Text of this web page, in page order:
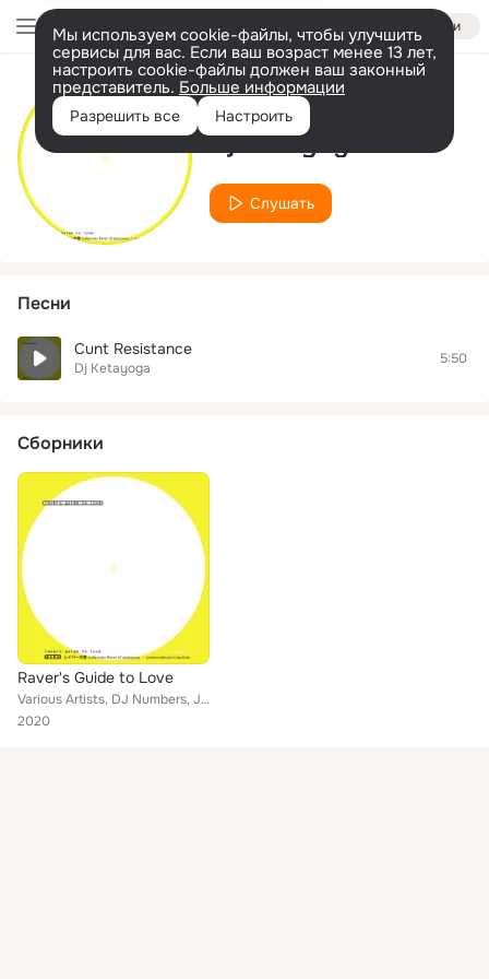
Войти
Мы используем cookie-файлы, чтобы улучшить
сервисы для вас. Если ваш возраст менее 13 лет,
настроить cookie-файлы должен ваш законный
представитель. Больше информации
Разрешить все Настроить
Исполнитель
Dj Ketayoga
Слушать
Песни
Cunt Resistance
Dj Ketayoga
5:50
Сборники
Raver's Guide to Love
Various Artists, DJ Numbers, Jjerk The Purist, Dj Ketayoga, Syberian98
2020